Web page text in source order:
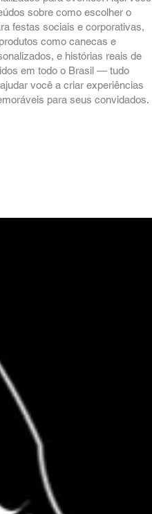
sobre como escolher o
festas sociais e corporativas,
como canecas e
e histórias reais de
em todo o Brasil — tudo
você a criar experiências
para seus convidados.